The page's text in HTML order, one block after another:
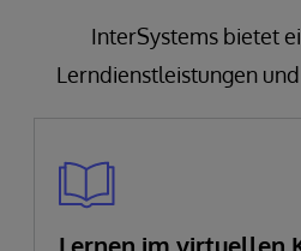
InterSystems bietet
Lerndienstleistungen
Lernen im virtuellen